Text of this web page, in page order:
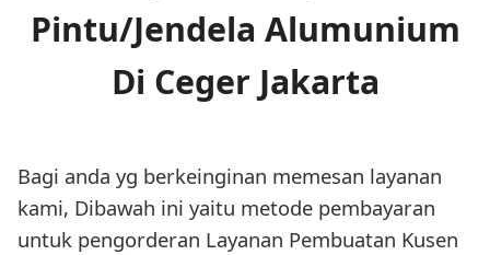
Pintu/Jendela Alumunium
Di Ceger Jakarta
Bagi anda yg berkeinginan memesan layanan
kami, Dibawah ini yaitu metode pembayaran
untuk pengorderan Layanan Pembuatan Kusen